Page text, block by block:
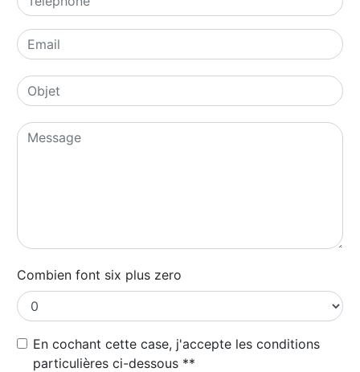
Combien font six plus zero
En cochant cette case, j'accepte les conditions
particulières ci-dessous **